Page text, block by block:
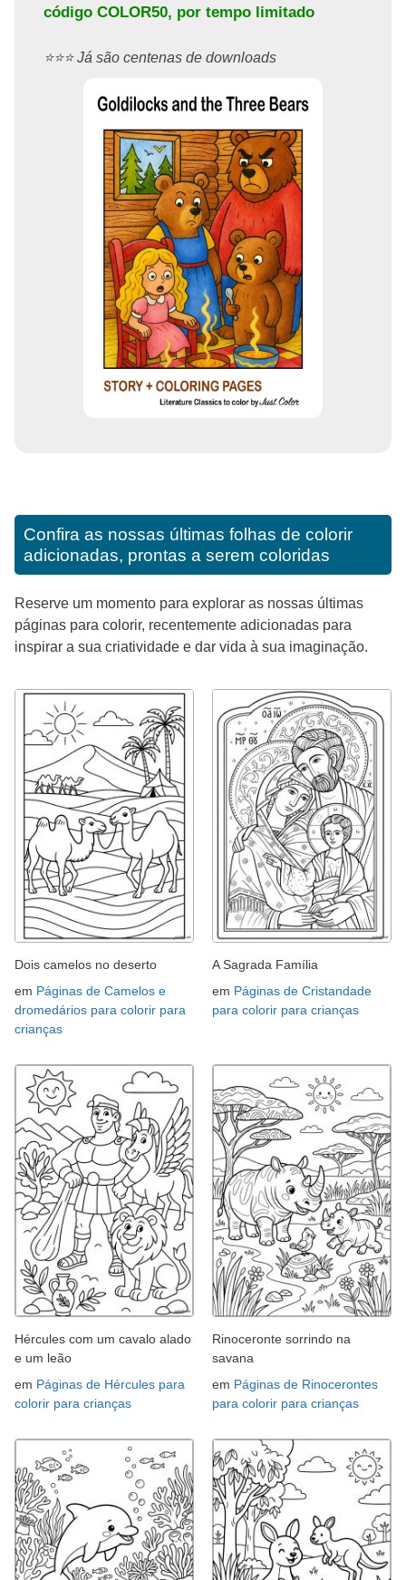
código COLOR50, por tempo limitado
⭐️⭐️⭐️ Já são centenas de downloads
Confira as nossas últimas folhas de colorir
adicionadas, prontas a serem coloridas
Reserve um momento para explorar as nossas últimas
páginas para colorir, recentemente adicionadas para
inspirar a sua criatividade e dar vida à sua imaginação.
Dois camelos no deserto
em Páginas de Camelos e
dromedários para colorir para
crianças
A Sagrada Família
em Páginas de Cristandade
para colorir para crianças
Hércules com um cavalo alado
e um leão
em Páginas de Hércules para
colorir para crianças
Rinoceronte sorrindo na
savana
em Páginas de Rinocerontes
para colorir para crianças